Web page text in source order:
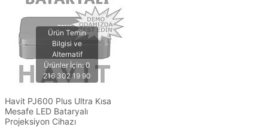
Havit PJ600 Plus Ultra Kısa
Mesafe LED Bataryalı
Projeksiyon Cihazı